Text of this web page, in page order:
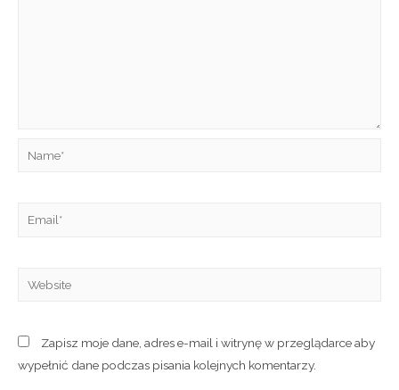
Zapisz moje dane, adres e-mail i witrynę w przeglądarce aby
wypełnić dane podczas pisania kolejnych komentarzy.